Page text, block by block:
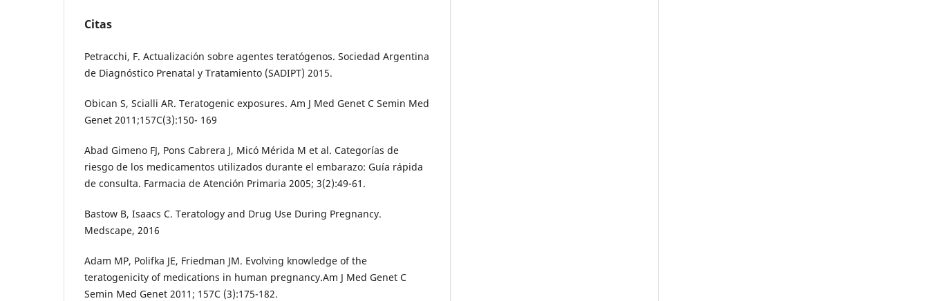
Citas
Petracchi, F. Actualización sobre agentes teratógenos. Sociedad Argentina
de Diagnóstico Prenatal y Tratamiento (SADIPT) 2015.
Obican S, Scialli AR. Teratogenic exposures. Am J Med Genet C Semin Med
Genet 2011;157C(3):150- 169
Abad Gimeno FJ, Pons Cabrera J, Micó Mérida M et al. Categorías de
riesgo de los medicamentos utilizados durante el embarazo: Guía rápida
de consulta. Farmacia de Atención Primaria 2005; 3(2):49-61.
Bastow B, Isaacs C. Teratology and Drug Use During Pregnancy.
Medscape, 2016
Adam MP, Polifka JE, Friedman JM. Evolving knowledge of the
teratogenicity of medications in human pregnancy.Am J Med Genet C
Semin Med Genet 2011; 157C (3):175-182.